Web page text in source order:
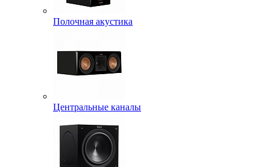
Полочная акустика
Центральные каналы